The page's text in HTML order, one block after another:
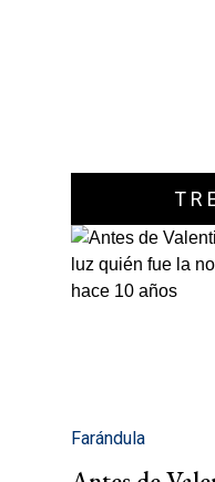
Farándula